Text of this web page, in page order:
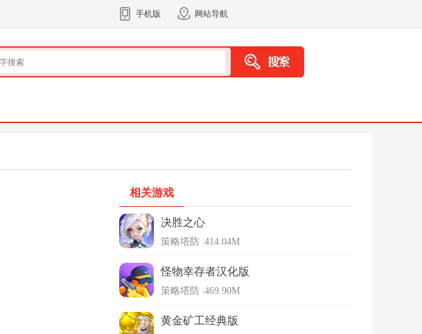
手机版 网站导航
相关游戏
决胜之心
策略塔防 414.04M
怪物幸存者汉化版
策略塔防 469.90M
黄金矿工经典版